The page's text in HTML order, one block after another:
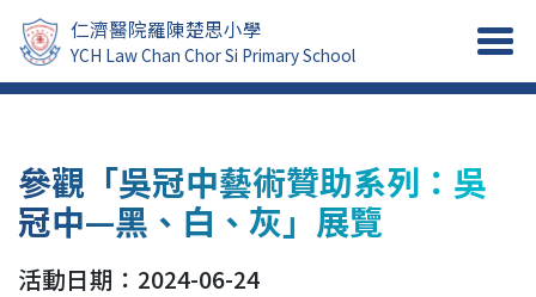
仁濟醫院羅陳楚思小學
YCH Law Chan Chor Si Primary School
參觀「吳冠中藝術贊助系列：吳
冠中—黑、白、灰」展覽
活動日期：2024-06-24